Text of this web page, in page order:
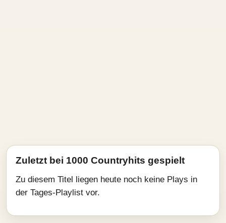
Zuletzt bei 1000 Countryhits gespielt
Zu diesem Titel liegen heute noch keine Plays in
der Tages-Playlist vor.